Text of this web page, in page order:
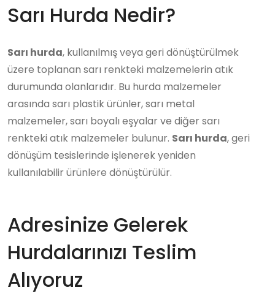
Sarı Hurda Nedir?
Sarı hurda, kullanılmış veya geri dönüştürülmek
üzere toplanan sarı renkteki malzemelerin atık
durumunda olanlarıdır. Bu hurda malzemeler
arasında sarı plastik ürünler, sarı metal
malzemeler, sarı boyalı eşyalar ve diğer sarı
renkteki atık malzemeler bulunur. Sarı hurda, geri
dönüşüm tesislerinde işlenerek yeniden
kullanılabilir ürünlere dönüştürülür.
Adresinize Gelerek
Hurdalarınızı Teslim
Alıyoruz